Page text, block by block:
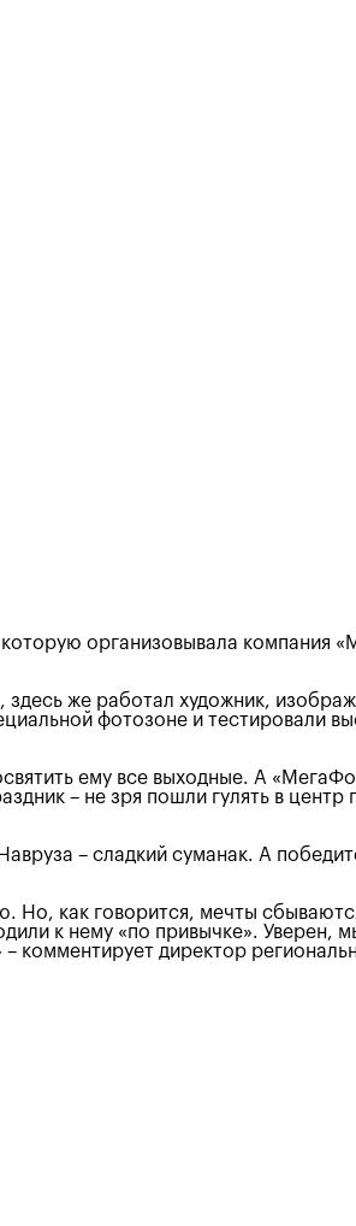
организовывала компания
здесь же работал художник,
фотозоне и тестировали
ему все выходные. А
– не зря пошли гулять в центр
– сладкий суманак. А
Но, как говорится, мечты
к нему «по привычке». Уверен,
комментирует директор